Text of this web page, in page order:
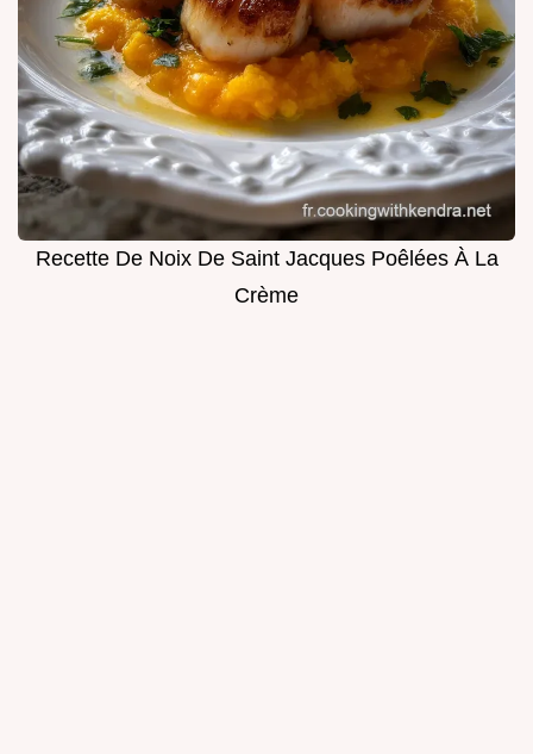
Recette De Noix De Saint Jacques Poêlées À La
Crème